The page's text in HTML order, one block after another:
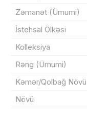
Zəmanət (Ümumi)
İstehsal Ölkəsi
Kolleksiya
Rəng (Ümumi)
Kəmər/Qolbağ Növü
Növü
Yekun məbləğ